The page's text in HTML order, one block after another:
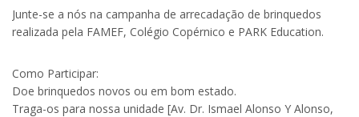
Junte-se a nós na campanha de arrecadação de brinquedos
realizada pela FAMEF, Colégio Copérnico e PARK Education.
Como Participar:
Doe brinquedos novos ou em bom estado.
Traga-os para nossa unidade [Av. Dr. Ismael Alonso Y Alonso,